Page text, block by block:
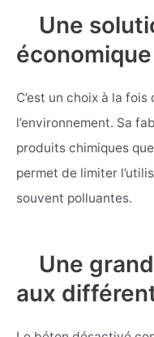
Une
économique
C’est un choix à la
l’environnement. Sa
produits chimiques
permet de limiter
souvent polluantes.
Une
aux